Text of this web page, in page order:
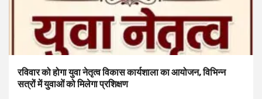
रविवार को होगा युवा नेतृत्व विकास कार्यशाला का आयोजन, विभिन्न
सत्रों में युवाओं को मिलेगा प्रशिक्षण